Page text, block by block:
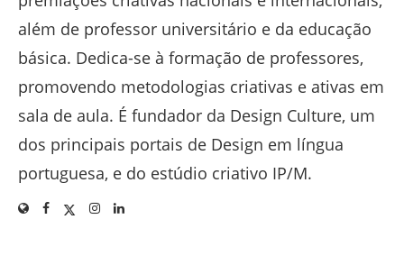
além de professor universitário e da educação
básica. Dedica-se à formação de professores,
promovendo metodologias criativas e ativas em
sala de aula. É fundador da Design Culture, um
dos principais portais de Design em língua
portuguesa, e do estúdio criativo IP/M.